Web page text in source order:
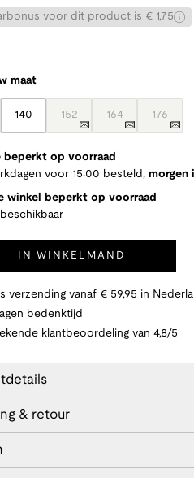
voor dit product is € 1,75
maat
140 152 164 176
beperkt op voorraad
voor 15:00 besteld, morgen
winkel beperkt op voorraad
IN WINKELMAND
verzending vanaf € 59,95 in
bedenktijd
klantbeoordeling van 4,8/5
& retour